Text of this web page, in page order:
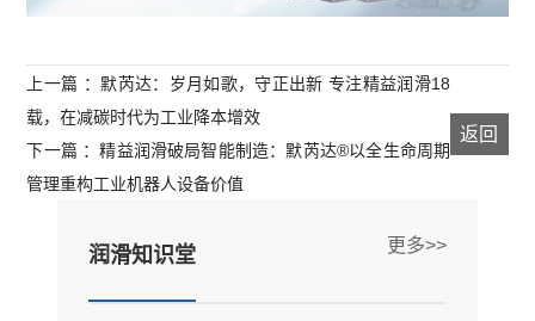
上一篇 ：默芮达：岁月如歌，守正出新 专注精益润滑18
载，在减碳时代为工业降本增效
下一篇 ：精益润滑破局智能制造：默芮达®以全生命周期
管理重构工业机器人设备价值
返回
润滑知识堂 更多>>